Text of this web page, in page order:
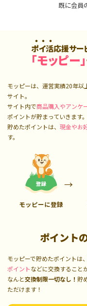
既に会員
ポイ活応援サー
「モッピー」
モッピーは、運営実績20年以
サイト。
サイト内で商品購入やアンケ
ポイントが貯まっていきます。
貯めたポイントは、 現金やお
す。
モッピーに登録
ポイント
モッピーで貯めたポイントは、
ポイントなどに交換すること
なんと交換制限一切なし！ 貯
ただけます！